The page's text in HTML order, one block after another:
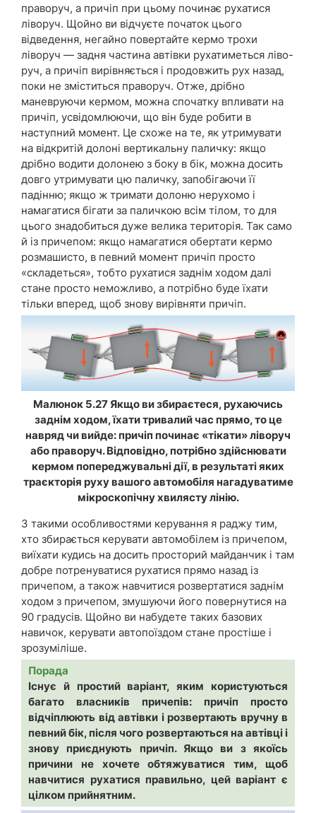
праворуч, а причіп при цьому починає рухатися
ліворуч. Щойно ви відчуєте початок цього
відведення, негайно повертайте кермо трохи
ліворуч — задня частина автівки рухатиметься ліво-
руч, а причіп вирівняється і продовжить рух назад,
поки не зміститься праворуч. Отже, дрібно
маневруючи кермом, можна спочатку впливати на
причіп, усвідомлюючи, що він буде робити в
наступний момент. Це схоже на те, як утримувати
на відкритій долоні вертикальну паличку: якщо
дрібно водити долонею з боку в бік, можна досить
довго утримувати цю паличку, запобігаючи її
падінню; якщо ж тримати долоню нерухомо і
намагатися бігати за паличкою всім тілом, то для
цього знадобиться дуже велика територія. Так само
й із причепом: якщо намагатися обертати кермо
розмашисто, в певний момент причіп просто
«складеться», тобто рухатися заднім ходом далі
стане просто неможливо, а потрібно буде їхати
тільки вперед, щоб знову вирівняти причіп.
Малюнок 5.27 Якщо ви збираєтеся, рухаючись
заднім ходом, їхати тривалий час прямо, то це
навряд чи вийде: причіп починає «тікати» ліворуч
або праворуч. Відповідно, потрібно здійснювати
кермом попереджувальні дії, в результаті яких
траєкторія руху вашого автомобіля нагадуватиме
мікроскопічну хвилясту лінію.
З такими особливостями керування я раджу тим,
хто збирається керувати автомобілем із причепом,
виїхати кудись на досить просторий майданчик і там
добре потренуватися рухатися прямо назад із
причепом, а також навчитися розвертатися заднім
ходом з причепом, змушуючи його повернутися на
90 градусів. Щойно ви набудете таких базових
навичок, керувати автопоїздом стане простіше і
зрозуміліше.
Порада
Існує й простий варіант, яким користуються
багато власників причепів: причіп просто
відчіплюють від автівки і розвертають вручну в
певний бік, після чого розвертаються на автівці і
знову приєднують причіп. Якщо ви з якоїсь
причини не хочете обтяжуватися тим, щоб
навчитися рухатися правильно, цей варіант є
цілком прийнятним.